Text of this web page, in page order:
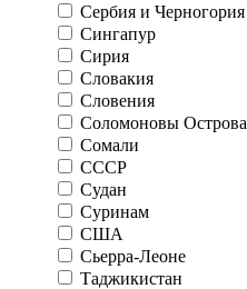
Сербия и Черногория
Сингапур
Сирия
Словакия
Словения
Соломоновы Острова
Сомали
СССР
Судан
Суринам
США
Сьерра-Леоне
Таджикистан